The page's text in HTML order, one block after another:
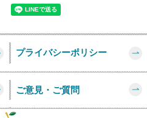
プライバシーポリシー
ご意見・ご質問